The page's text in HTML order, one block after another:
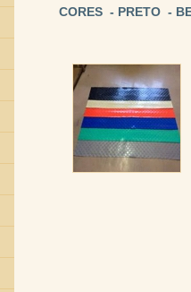
CORES - PRETO -